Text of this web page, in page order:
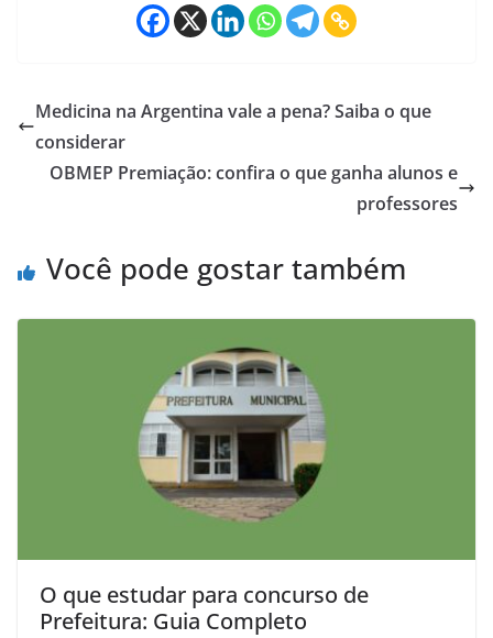
Medicina na Argentina vale a pena? Saiba o que
considerar
OBMEP Premiação: confira o que ganha alunos e
professores
Você pode gostar também
O que estudar para concurso de
Prefeitura: Guia Completo